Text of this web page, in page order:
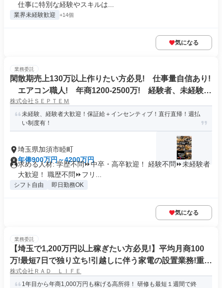
仕事に特別な経験やスキルは...
業界未経験歓迎 +14個
気になる
業務委託
閑散期売上130万以上作りたい方必見! 仕事量自信あり!
エアコン職人! 年商1200-2500万! 経験者、未経験者
大歓迎! 研修制度完備! 週払い、車、道具貸し出し対
応!
株式会社ＳＥＰＴＥＭ
未経験、経験者大歓迎！保証給＋インセンティブ！直行直帰！週払
い制度有！
埼玉県加須市睦町
年俸900万円～4200万円
求める人材: 学歴不問⏩中卒・高卒歓迎！ 経験不問⏩未経験者
大歓迎！ 職歴不問⏩フリ...
シフト自由 即日勤務OK
気になる
業務委託
【埼玉で1,200万円以上稼ぎたい方必見!】平均月商100
万!最短7日で独り立ち!引越しに伴う家電の設置業務!重い
荷物は運搬しないお仕事
株式会社ＲＡＤ ＬＩＦＥ
1年目から年商1,000万円も稼げる高所得！ 研修も最短１週間で終